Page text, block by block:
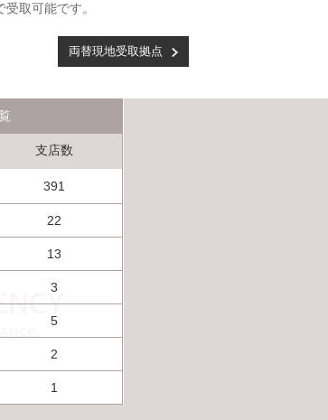
取可能です。
両替現地受取拠点
支店数
391
22
13
3
5
2
1